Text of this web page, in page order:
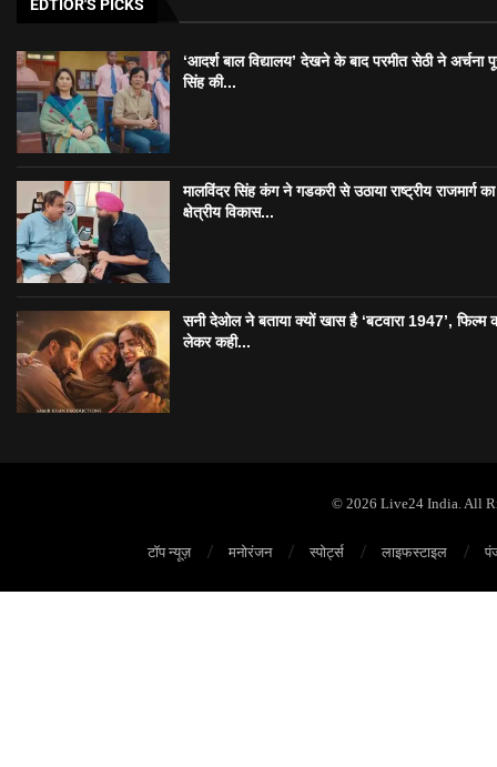
EDTIOR'S PICKS
‘आदर्श बाल विद्यालय’ देखने के बाद परमीत सेठी ने अर्चना
सिंह की...
मालविंदर सिंह कंग ने गडकरी से उठाया राष्ट्रीय राजमार्ग का
क्षेत्रीय विकास...
सनी देओल ने बताया क्यों खास है ‘बटवारा 1947’, फिल्म
लेकर कही...
© 2026 Live24 India. All
टॉप न्यूज़ मनोरंजन स्पोर्ट्स लाइफस्टाइल